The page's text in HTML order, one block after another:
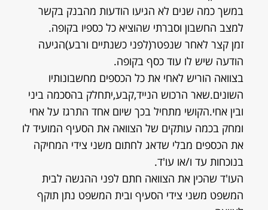
במשך כמה שנים לא הגיעו הודעות מהבנק בקשר
למצב החשבון וסברתי שהוציא כל כספיו בקופה.
זמן קצר לאחר שנפטר(לפני כשנתיים ורבע)הגיעה
הודעה שיש לו עוד כסף בקופה.
בצוואה הוריש לאחי את כל הכספים מחשבונותיו
השונים.שאר הרכוש הנייד,קבע,יתחלק בהסכמה ביני
ובין אחי.הקושי מתחיל בכך שיום אחד התרגז על אחי
ומחק בכמה עותקים של הצוואה את הסעיף המועיד לו
את הכספים מבלי שדאג לחתום משני צידי המחיקה
בנוכחות עד ו/או עו'ד.
העו'ד שהכין את הצוואה חתם לפני ההגשה לבית
המשפט משני צידי הסעיף ובית המשפט נתן תוקף